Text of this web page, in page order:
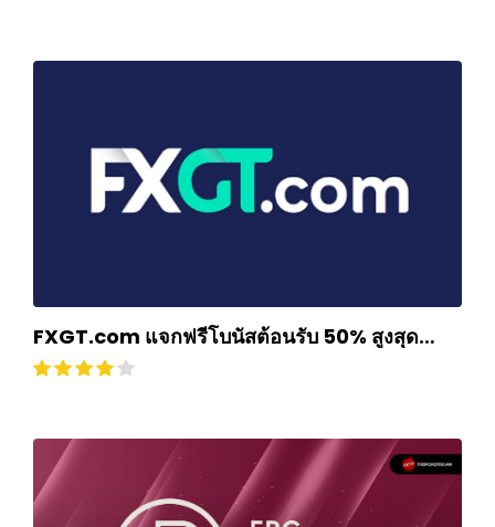
FXGT.com แจกฟรีโบนัสต้อนรับ 50% สูงสุด
$500